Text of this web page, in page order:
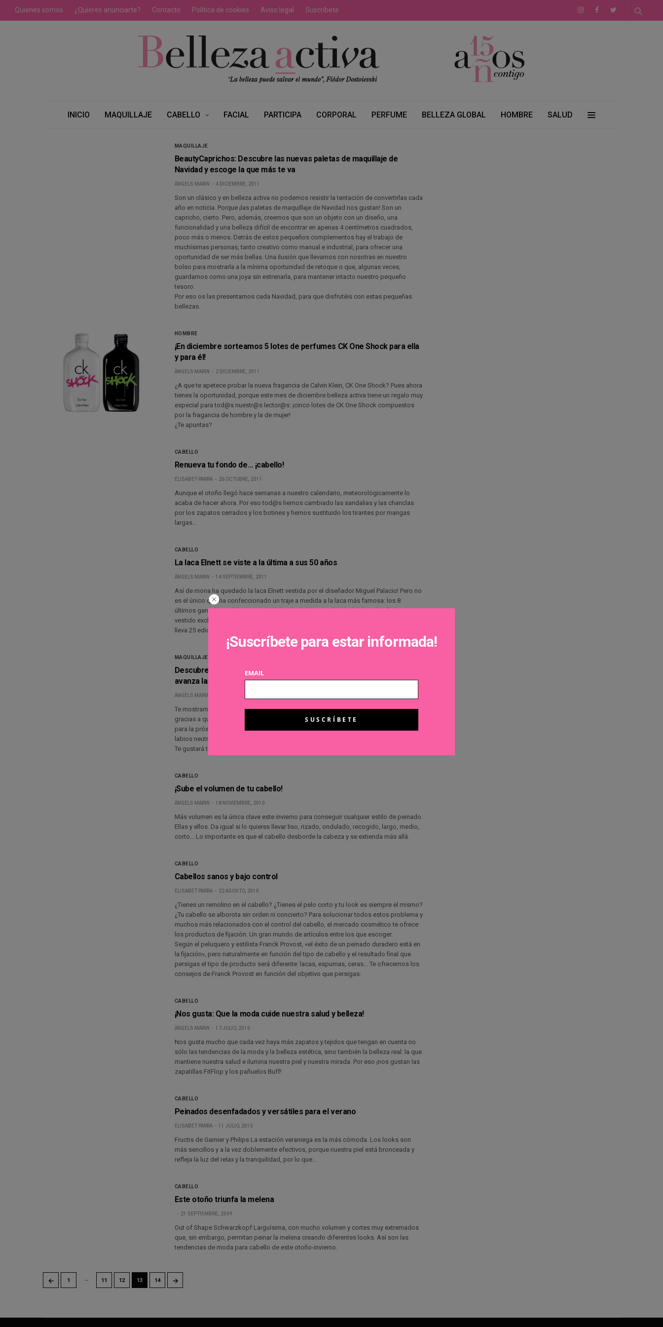
Quienes somos ¿Quieres anunciarte? Contacto Política de cookies Aviso legal Suscríbete
INICIO MAQUILLAJE CABELLO FACIAL PARTICIPA CORPORAL PERFUME BELLEZA GLOBAL HOMBRE SALUD
MAQUILLAJE
BeautyCaprichos: Descubre las nuevas paletas de maquillaje de
Navidad y escoge la que más te va
ÀNGELS MARIN 4 DICIEMBRE, 2011
Son un clásico y en belleza activa no podemos resistir la tentación de convertirlas cada
año en noticia. Porque ¡las paletas de maquillaje de Navidad nos gustan! Son un
capricho, cierto. Pero, además, creemos que son un objeto con un diseño, una
funcionalidad y una belleza difícil de encontrar en apenas 4 centímetros cuadrados,
poco más o menos. Detrás de estos pequeños complementos hay el trabajo de
muchísimas personas, tanto creativo como manual e industrial, para ofrecer una
oportunidad de ser más bellas. Una ilusión que llevamos con nosotras en nuestro
bolso para mostrarla a la mínima oportunidad de retoque o que, algunas veces,
guardamos como una joya sin estrenarla, para mantener intacto nuestro pequeño
tesoro.
Por eso os las presentamos cada Navidad, para que disfrutéis con estas pequeñas
bellezas.
HOMBRE
¡En diciembre sorteamos 5 lotes de perfumes CK One Shock para ella
y para él!
ÀNGELS MARIN 2 DICIEMBRE, 2011
¿A que te apetece probar la nueva fragancia de Calvin Klein, CK One Shock? Pues ahora
tienes la oportunidad, porque este mes de diciembre belleza activa tiene un regalo muy
especial para tod@s nuestr@s lector@s: ¡cinco lotes de CK One Shock compuestos
por la fragancia de hombre y la de mujer!
¿Te apuntas?
CABELLO
Renueva tu fondo de… ¡cabello!
ELISABET PARRA 26 OCTUBRE, 2011
Aunque el otoño llegó hace semanas a nuestro calendario, meteorológicamente lo
acaba de hacer ahora. Por eso tod@s hemos cambiado las sandalias y las chanclas
por los zapatos cerrados y los botines y hemos sustituido los tirantes por mangas
largas…
CABELLO
La laca Elnett se viste a la última a sus 50 años
ÀNGELS MARIN 14 SEPTIEMBRE, 2011
Así de mona ha quedado la laca Elnett vestida por el diseñador Miguel Palacio! Pero no
es el único que ha confeccionado un traje a medida a la laca más famosa: los 8
últimos ganadores del Premio L’Oréal París de la pasarela Cibeles han diseñado un
vestido exclusivo para ella. La razón es doble: Elnett cumple 50 años y L’Oréal París
lleva 25 ediciones como peluquero y maquillador de Cibeles.
MAQUILLAJE
Descubre qué maquillaje se llevará este otoño-invierno, Chanel nos
avanza las claves
ÀNGELS MARIN
Te mostramos en primicia la tendencia estrella del maquillaje para este otoño-invierno
gracias a que Chanel nos muestra el backstage de su desfile de moda prêt à porter
para la próxima temporada. La clave indispensable: ojos y uñas coordinados. Más:
labios neutros y mates, rostro limpio y pestañas muy muy negras.
Te gustará tanto como a nosotras!
CABELLO
¡Sube el volumen de tu cabello!
ÀNGELS MARIN 18 NOVIEMBRE, 2010
Más volumen es la única clave este invierno para conseguir cualquier estilo de peinado.
Ellas y ellos. Da igual si lo quieres llevar liso, rizado, ondulado, recogido, largo, medio,
corto… Lo importante es que el cabello desborde la cabeza y se extienda más allá.
CABELLO
Cabellos sanos y bajo control
ELISABET PARRA 22 AGOSTO, 2010
¿Tienes un remolino en el cabello? ¿Tienes el pelo corto y tu look es siempre el mismo?
¿Tu cabello se alborota sin orden ni concierto? Para solucionar todos estos problema y
muchos más relacionados con el control del cabello, el mercado cosmético te ofrece
los productos de fijación. Un gran mundo de artículos entre los que escoger.
Según el peluquero y estilista Franck Provost, «el éxito de un peinado duradero está en
la fijación», pero naturalmente en función del tipo de cabello y el resultado final que
persigas el tipo de producto será diferente: lacas, espumas, ceras… Te ofrecemos los
consejos de Franck Provost en función del objetivo que persigas:
CABELLO
¡Nos gusta: Que la moda cuide nuestra salud y belleza!
ÀNGELS MARIN 17 JULIO, 2010
Nos gusta mucho que cada vez haya más zapatos y tejidos que tengan en cuenta no
sólo las tendencias de la moda y la belleza estética, sino también la belleza real: la que
mantiene nuestra salud e ilumina nuestra piel y nuestra mirada. Por eso ¡nos gustan las
zapatillas FitFlop y los pañuelos Buff!
CABELLO
Peinados desenfadados y versátiles para el verano
ELISABET PARRA 11 JULIO, 2010
Fructis de Garnier y Philips La estación veraniega es la más cómoda. Los looks son
más sencillos y a la vez doblemente efectivos, porque nuestra piel está bronceada y
refleja la luz del relax y la tranquilidad, por lo que…
CABELLO
Este otoño triunfa la melena
21 SEPTIEMBRE, 2009
Out of Shape Schwarzkopf Larguísima, con mucho volumen y cortes muy extremados
que, sin embargo, permitan peinar la melena creando diferentes looks. Así son las
tendencias de moda para cabello de este otoño-invierno.
← 1 … 11 12 13 14 →
¡Suscríbete para estar informada!
EMAIL